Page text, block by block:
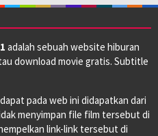
adalah sebuah website hiburan
download movie gratis. Subtitle
pada web ini didapatkan dari
menyimpan file film tersebut di
link-link tersebut di